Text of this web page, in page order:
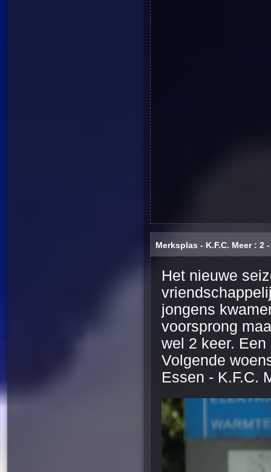
Merksplas - K.F.C. Meer : 2
Het nieuwe
jongens
voorsprong
wel 2 keer.
Volgende
Essen - K.F.C.